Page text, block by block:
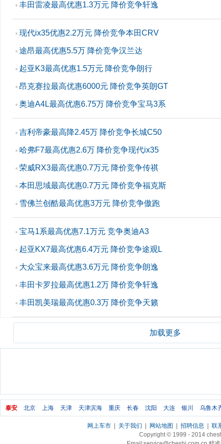
▪ 丰田雷凌最高优惠1.3万元 降价竞争轩逸
▪ 现代ix35优惠2.2万元 降价竞争本田CRV
▪ 途昂最高优惠5.5万 降价竞争汉兰达
▪ 起亚K3最高优惠1.5万元 降价竞争朗行
▪ 昂克赛拉最高优惠6000元 降价竞争英朗GT
▪ 奥迪A4L最高优惠6.75万 降价竞争宝马3系
▪ 吉利帝豪最高降2.45万 降价竞争长城C50
▪ 哈弗F7最高优惠2.6万 降价竞争现代ix35
▪ 荣威RX3最高优惠0.7万元 降价竞争传祺
▪ 本田思域最高优惠0.7万元 降价竞争福克斯
▪ 雪佛兰创酷最高优惠3万元 降价竞争傲跑
▪ 宝马1系最高优惠7.1万元 竞争奥迪A3
▪ 起亚KX7最高优惠6.4万元 降价竞争途观L
▪ 大众宝来最高优惠3.6万元 降价竞争朗逸
▪ 丰田卡罗拉最高优惠1.2万 降价竞争轩逸
▪ 丰田凯美瑞最高优惠0.3万 降价竞争天籁
加载更多
泰安 北京 上海 天津 天津滨海 重庆 长春 沈阳 大连 银川 乌鲁木
网上车市| 关于我们 网站地图 招聘信息
联
Copyright © 1999 - 2014